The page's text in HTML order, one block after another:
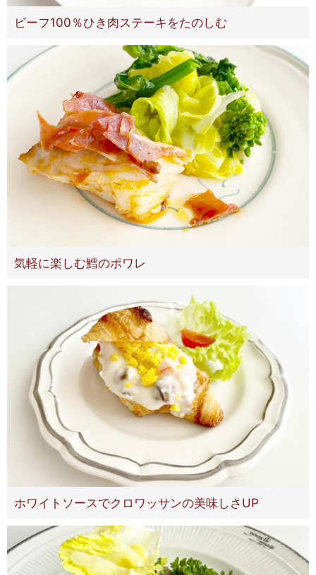
ビーフ100％ひき肉ステーキをたのしむ
気軽に楽しむ鱈のポワレ
ホワイトソースでクロワッサンの美味しさUP